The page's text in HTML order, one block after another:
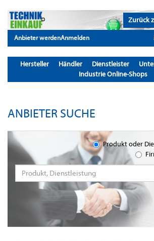
Zurück
Anbieter werdenAnmelden
Hersteller Händler Dienstleister
Industrie Online-Shops
ANBIETER SUCHE
Produkt oder